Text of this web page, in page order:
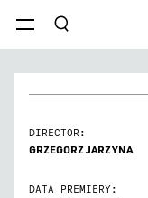
menu szukaj
DIRECTOR:
GRZEGORZ JARZYNA
DATA PREMIERY: